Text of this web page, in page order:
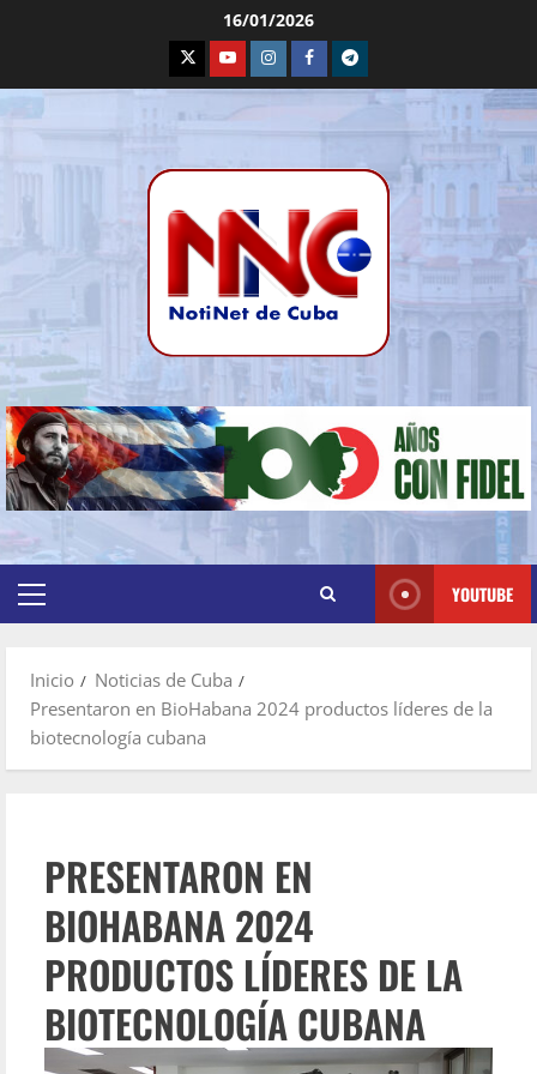
16/01/2026
YOUTUBE
Inicio
Noticias de Cuba
Presentaron en BioHabana 2024 productos líderes de la
biotecnología cubana
PRESENTARON EN
BIOHABANA 2024
PRODUCTOS LÍDERES DE LA
BIOTECNOLOGÍA CUBANA